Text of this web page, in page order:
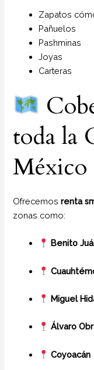
Zapatos
Pañuelos
Pashminas
Joyas
Carteras
toda la
México
Ofrecemosrenta
zonas como:
Benito
Miguel
Álvaro
Coyoacán